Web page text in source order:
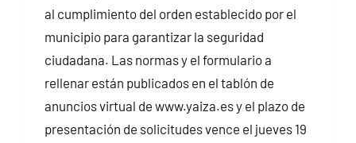
al cumplimiento del orden establecido por el
municipio para garantizar la seguridad
ciudadana. Las normas y el formulario a
rellenar están publicados en el tablón de
anuncios virtual de www.yaiza.es y el plazo de
presentación de solicitudes vence el jueves 19